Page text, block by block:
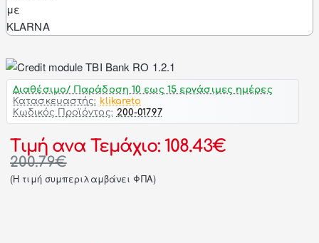
Διαθέσιμο/ Παράδοση 10 εως 15 εργάσιμες ημέρες
Κατασκευαστής: klikareto
Κωδικός Προϊόντος: 200-01797
Τιμή ανα Τεμάχιο: 108.43€
200.79€
(H τιμή συμπεριλαμβάνει ΦΠΑ)